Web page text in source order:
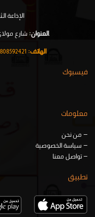
الإذاعة
.العنوان:شارع
الهاتف:
فيسبوك
معلومات
–من نحن
–سياسة الخصوصية
–تواصل معنا
تطبيق